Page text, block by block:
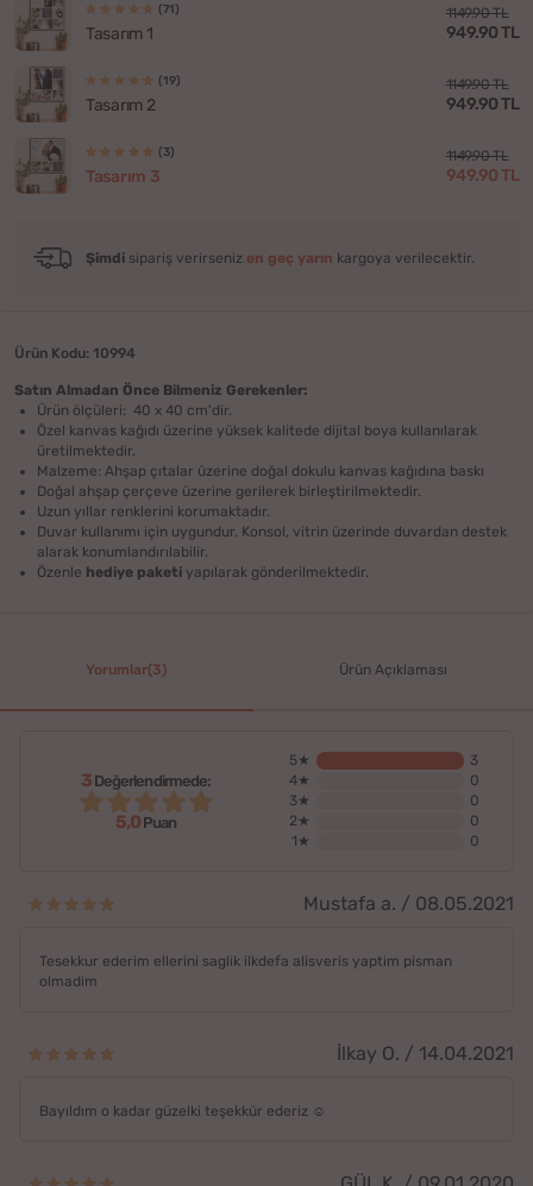
(71)
Tasarım 1
1149.90 TL
949.90 TL
(19)
Tasarım 2
1149.90 TL
949.90 TL
(3)
Tasarım 3
1149.90 TL
949.90 TL
Şimdi sipariş verirseniz en geç yarın kargoya verilecektir.
Ürün Kodu: 10994
Satın Almadan Önce Bilmeniz Gerekenler:
Ürün ölçüleri: 40 x 40 cm'dir.
Özel kanvas kağıdı üzerine yüksek kalitede dijital boya kullanılarak
üretilmektedir.
Malzeme: Ahşap çıtalar üzerine doğal dokulu kanvas kağıdına baskı
Doğal ahşap çerçeve üzerine gerilerek birleştirilmektedir.
Uzun yıllar renklerini korumaktadır.
Duvar kullanımı için uygundur. Konsol, vitrin üzerinde duvardan destek
alarak konumlandırılabilir.
Özenle hediye paketi yapılarak gönderilmektedir.
Yorumlar(3) Ürün Açıklaması
3Değerlendirmede:
5,0Puan
5★
3
4★
0
3★
0
2★
0
1★
0
Mustafa a. / 08.05.2021
Tesekkur ederim ellerini saglik ilkdefa alisveris yaptim pisman
olmadim
İlkay O. / 14.04.2021
Bayıldım o kadar güzelki teşekkür ederiz ☺️